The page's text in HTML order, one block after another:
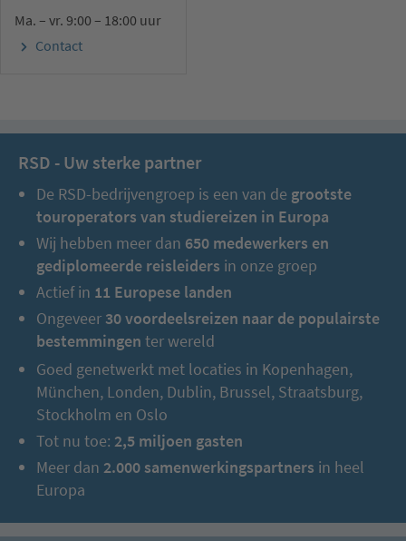
Ma. – vr. 9:00 – 18:00 uur
Contact
RSD - Uw sterke partner
De RSD-bedrijvengroep is een van de grootste
touroperators van studiereizen in Europa
Wij hebben meer dan 650 medewerkers en
gediplomeerde reisleiders in onze groep
Actief in 11 Europese landen
Ongeveer 30 voordeelsreizen naar de populairste
bestemmingen ter wereld
Goed genetwerkt met locaties in Kopenhagen,
München, Londen, Dublin, Brussel, Straatsburg,
Stockholm en Oslo
Tot nu toe: 2,5 miljoen gasten
Meer dan 2.000 samenwerkingspartners in heel
Europa